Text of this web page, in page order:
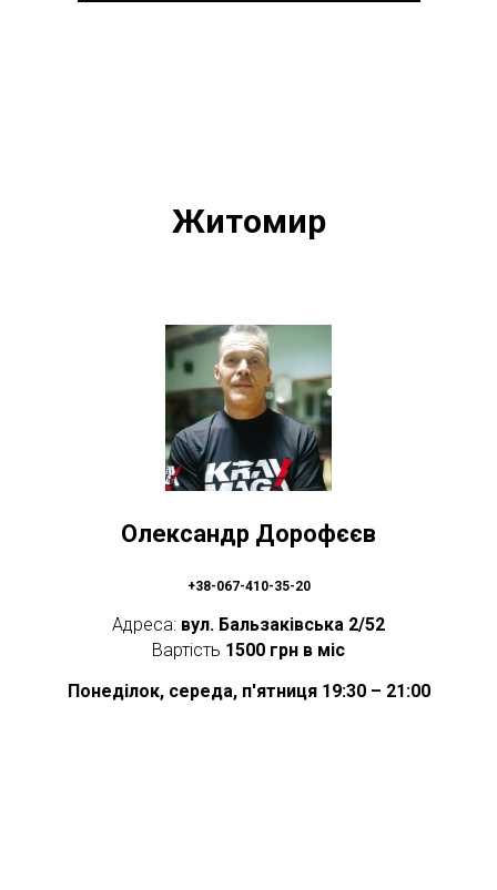
Житомир
Олександр Дорофєєв
+38-067-410-35-20
Адреса: вул. Бальзаківська 2/52
Вартість 1500 грн в міс
Понеділок, середа, п'ятниця 19:30 – 21:00